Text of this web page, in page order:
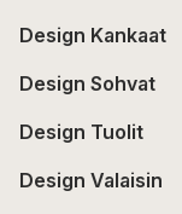
Design Kankaat
Design Sohvat
Design Tuolit
Design Valaisin